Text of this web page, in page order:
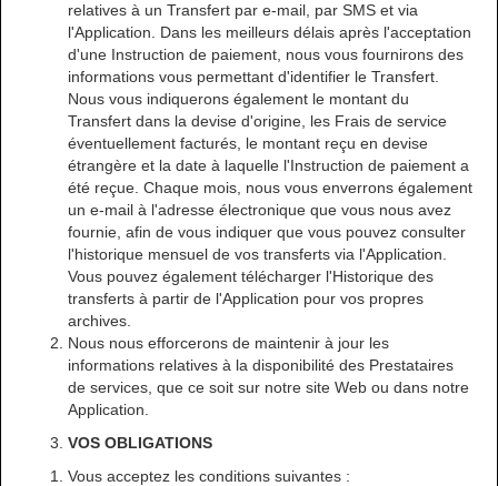
relatives à un Transfert par e-mail, par SMS et via
l'Application. Dans les meilleurs délais après l'acceptation
d'une Instruction de paiement, nous vous fournirons des
informations vous permettant d'identifier le Transfert.
Nous vous indiquerons également le montant du
Transfert dans la devise d'origine, les Frais de service
éventuellement facturés, le montant reçu en devise
étrangère et la date à laquelle l'Instruction de paiement a
été reçue. Chaque mois, nous vous enverrons également
un e-mail à l'adresse électronique que vous nous avez
fournie, afin de vous indiquer que vous pouvez consulter
l'historique mensuel de vos transferts via l'Application.
Vous pouvez également télécharger l'Historique des
transferts à partir de l'Application pour vos propres
archives.
Nous nous efforcerons de maintenir à jour les
informations relatives à la disponibilité des Prestataires
de services, que ce soit sur notre site Web ou dans notre
Application.
VOS OBLIGATIONS
Vous acceptez les conditions suivantes :